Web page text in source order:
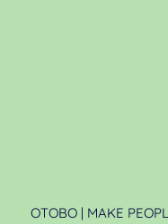
OTOBO | MAKE